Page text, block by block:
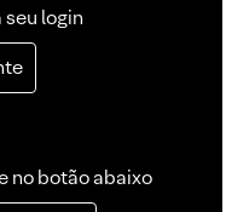
seu login
no botão abaixo